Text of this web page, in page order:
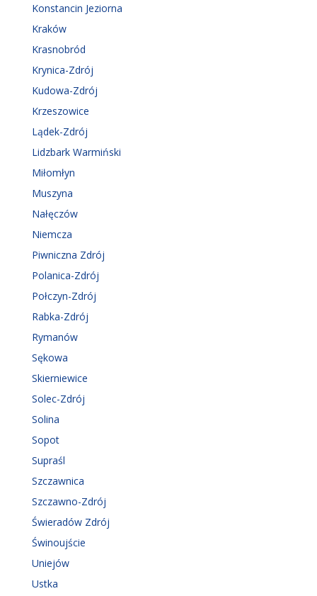
Konstancin Jeziorna
Kraków
Krasnobród
Krynica-Zdrój
Kudowa-Zdrój
Krzeszowice
Lądek-Zdrój
Lidzbark Warmiński
Miłomłyn
Muszyna
Nałęczów
Niemcza
Piwniczna Zdrój
Polanica-Zdrój
Połczyn-Zdrój
Rabka-Zdrój
Rymanów
Sękowa
Skierniewice
Solec-Zdrój
Solina
Sopot
Supraśl
Szczawnica
Szczawno-Zdrój
Świeradów Zdrój
Świnoujście
Uniejów
Ustka